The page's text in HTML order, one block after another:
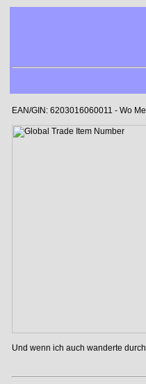
EAN/GIN: 6203016060011 - Wo
Und wenn ich auch wanderte